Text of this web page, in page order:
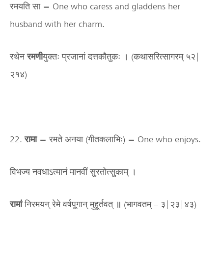
रमयति सा = One who caress and gladdens her
husband with her charm.
रथेनरमणीयुक्तः प्रजानां दत्तकौतुकः । (कथासरित्सागरम् ५२|
२१४)
22. रामा= रमते अनया (गीतकलाभिः) = One who enjoys.
विभज्य नवधाऽत्मानं मानवीं सुरतोत्सुकाम् ।
रामांनिरमयन् रेमे वर्षपूगान् मुहूर्तवत् ॥ (भागवतम् – ३|२३|४३)